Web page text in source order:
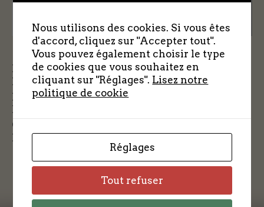
Projection du film “RESISTER EN EURE ET
LOIR” le samedi 21 septembre à 14 heures
précises au 19 rue Pastre à DREUX
Débats et échanges ensuite avec le réalisateur.
Ce film est visible sur ce site en rubrique
Documents puis Videos.
Nous utilisons des cookies. Si vous êtes
d'accord, cliquez sur "Accepter tout".
Vous pouvez également choisir le type
de cookies que vous souhaitez en
cliquant sur "Réglages". Lisez notre
politique de cookie
Réglages
Tout refuser